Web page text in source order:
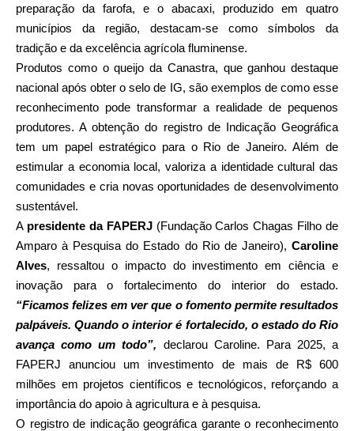
preparação da farofa, e o abacaxi, produzido em quatro
municípios da região, destacam-se como símbolos da
tradição e da excelência agrícola fluminense.
Produtos como o queijo da Canastra, que ganhou destaque
nacional após obter o selo de IG, são exemplos de como esse
reconhecimento pode transformar a realidade de pequenos
produtores. A obtenção do registro de Indicação Geográfica
tem um papel estratégico para o Rio de Janeiro. Além de
estimular a economia local, valoriza a identidade cultural das
comunidades e cria novas oportunidades de desenvolvimento
sustentável.
A presidente da FAPERJ(Fundação Carlos Chagas Filho de
Amparo à Pesquisa do Estado do Rio de Janeiro), Caroline
Alves, ressaltou o impacto do investimento em ciência e
inovação para o fortalecimento do interior do estado.
“Ficamos felizes em ver que o fomento permite resultados
palpáveis. Quando o interior é fortalecido, o estado do Rio
avança como um todo”, declarou Caroline. Para 2025, a
FAPERJ anunciou um investimento de mais de R$ 600
milhões em projetos científicos e tecnológicos, reforçando a
importância do apoio à agricultura e à pesquisa.
O registro de indicação geográfica garante o reconhecimento